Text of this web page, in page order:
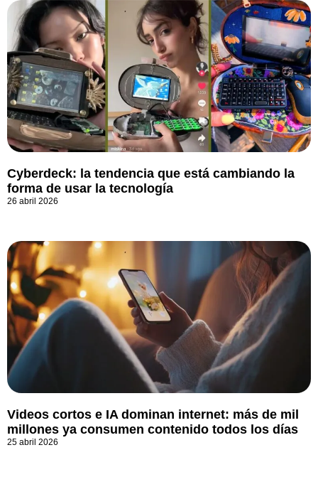
Cyberdeck: la tendencia que está cambiando la
forma de usar la tecnología
26 abril 2026
Videos cortos e IA dominan internet: más de mil
millones ya consumen contenido todos los días
25 abril 2026